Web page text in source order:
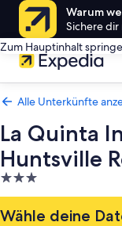
Warum
Sichere
Zum Hauptinhalt
Alle Unterkünfte
La Quinta
Huntsville
3.0-
Sterne-
Unterkunft
Wähle deine